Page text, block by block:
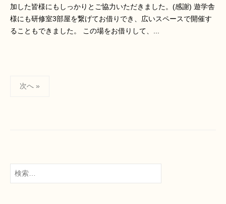
加した皆様にもしっかりとご協力いただきました。(感謝) 遊学舎
様にも研修室3部屋を繋げてお借りでき、広いスペースで開催す
ることもできました。 この場をお借りして、...
送
り
次へ »
検